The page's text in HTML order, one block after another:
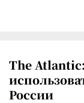
The
России